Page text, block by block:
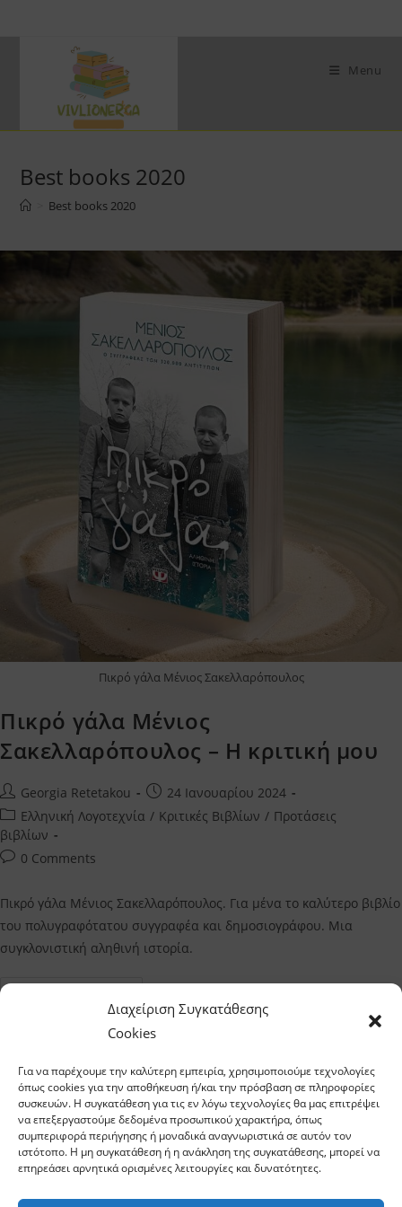
Διαχείριση Συγκατάθεσης
Cookies
Για να παρέχουμε την καλύτερη εμπειρία, χρησιμοποιούμε τεχνολογίες
όπως cookies για την αποθήκευση ή/και την πρόσβαση σε πληροφορίες
συσκευών. Η συγκατάθεση για τις εν λόγω τεχνολογίες θα μας επιτρέψει
να επεξεργαστούμε δεδομένα προσωπικού χαρακτήρα, όπως
συμπεριφορά περιήγησης ή μοναδικά αναγνωριστικά σε αυτόν τον
ιστότοπο. Η μη συγκατάθεση ή η ανάκληση της συγκατάθεσης, μπορεί να
επηρεάσει αρνητικά ορισμένες λειτουργίες και δυνατότητες.
Menu
Best books 2020
Best books 2020
Πικρό γάλα Μένιος Σακελλαρόπουλος
Πικρό γάλα Μένιος
Σακελλαρόπουλος – Η κριτική μου
Post
author:
Georgia Retetakou
Post
published:
24 Ιανουαρίου 2024
Post
category:
Ελληνική Λογοτεχνία / Κριτικές Βιβλίων / Προτάσεις
βιβλίων
Post0 Comments
Πικρό γάλα Μένιος Σακελλαρόπουλος. Για μένα το καλύτερο βιβλίο
του πολυγραφότατου συγγραφέα και δημοσιογράφου. Μια
συγκλονιστική αληθινή ιστορία.
Γάλα
Μένιος
Σακελλαρόπουλος
–
Κριτική
Μου